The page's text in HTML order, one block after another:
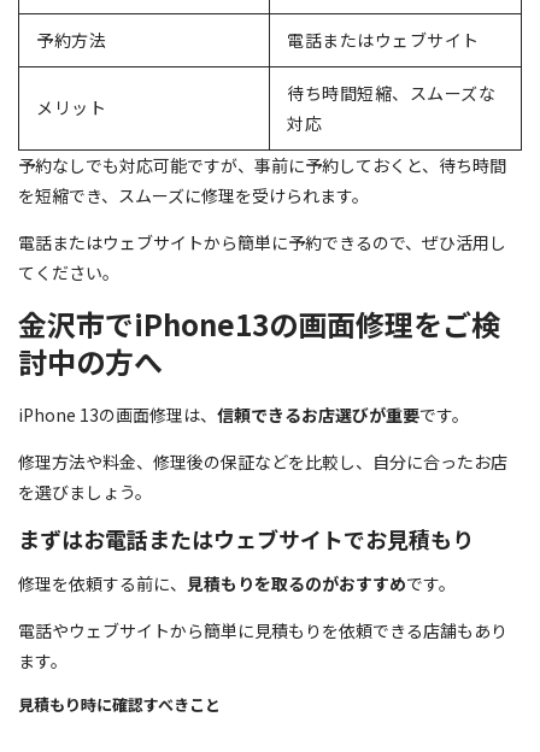
予約方法 電話またはウェブサイト
メリット
待ち時間短縮、スムーズな
対応
予約なしでも対応可能ですが、事前に予約しておくと、待ち時間
を短縮でき、スムーズに修理を受けられます。
電話またはウェブサイトから簡単に予約できるので、ぜひ活用し
てください。
金沢市でiPhone13の画面修理をご検
討中の方へ
iPhone 13の画面修理は、 信頼できるお店選びが重要です。
修理方法や料金、修理後の保証などを比較し、自分に合ったお店
を選びましょう。
まずはお電話またはウェブサイトでお見積もり
修理を依頼する前に、 見積もりを取るのがおすすめです。
電話やウェブサイトから簡単に見積もりを依頼できる店舗もあり
ます。
見積もり時に確認すべきこと